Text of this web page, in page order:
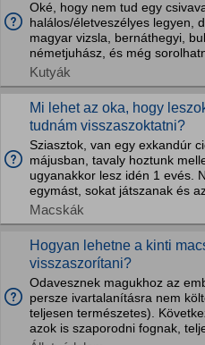
Oké, hogy nem tud egy
halálos/életveszélyes legyen,
magyar vizsla, bernáthegyi,
németjuhász, és még
Kutyák
Mi lehet az oka, hogy
tudnám visszaszoktatni?
Sziasztok, van egy exkandúr
májusban, tavaly hoztunk
ugyanakkor lesz idén 1 evés.
egymást, sokat játszanak és
Macskák
Hogyan lehetne a kinti
visszaszorítani?
Odavesznek magukhoz az
persze ivartalanításra nem
teljesen természetes).
azok is szaporodni fognak,